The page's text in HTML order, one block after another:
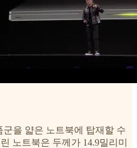
을 얇은 노트북에 탑재할 수
노트북은 두께가 14.9밀리미